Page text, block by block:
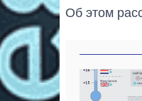
Об этом